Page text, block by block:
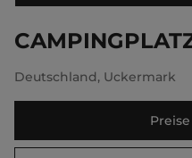
Deutschland, Uckermark